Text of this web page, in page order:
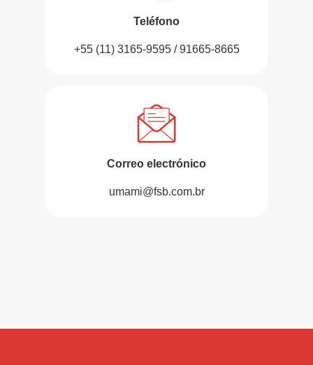
Teléfono
+55 (11) 3165-9595 / 91665-8665
Correo electrónico
umami@fsb.com.br